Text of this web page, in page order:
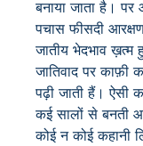
बनाया जाता है। पर
पचास फीसदी
जातीय भेदभाव ख़त्म
जातिवाद पर काफ़ी
पढ़ी जाती हैं। ऐसी
कई सालों से बनती
कोई न कोई कहानी